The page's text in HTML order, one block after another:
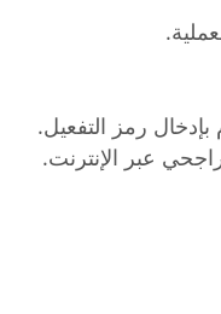
رمز التفعيل.
عبر الإنترنت.